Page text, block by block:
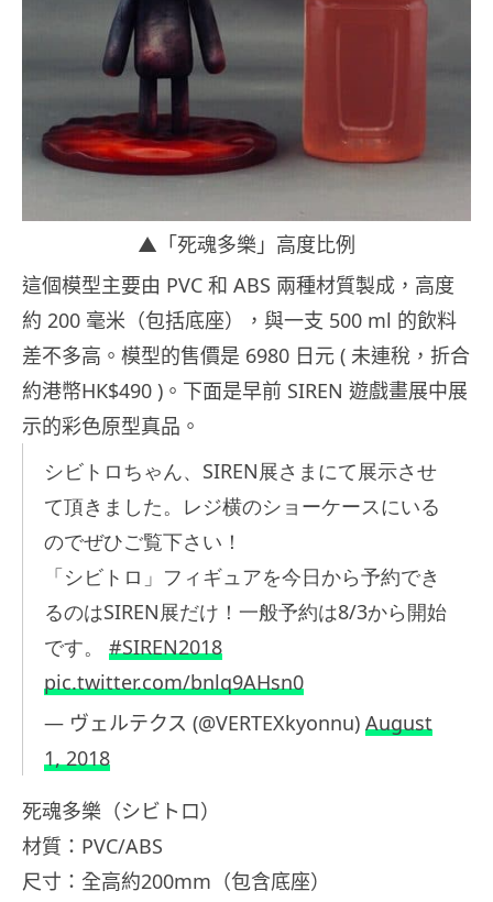
▲「死魂多樂」高度比例
這個模型主要由 PVC 和 ABS 兩種材質製成，高度
約 200 毫米（包括底座），與一支 500 ml 的飲料
差不多高。模型的售價是 6980 日元 ( 未連稅，折合
約港幣HK$490 )。下面是早前 SIREN 遊戲畫展中展
示的彩色原型真品。
シビトロちゃん、SIREN展さまにて展示させ
て頂きました。レジ横のショーケースにいる
のでぜひご覧下さい！
「シビトロ」フィギュアを今日から予約でき
るのはSIREN展だけ！一般予約は8/3から開始
です。 #SIREN2018
pic.twitter.com/bnlq9AHsn0
— ヴェルテクス (@VERTEXkyonnu) August
1, 2018
死魂多樂（シビトロ）
材質：PVC/ABS
尺寸：全高約200mm（包含底座）